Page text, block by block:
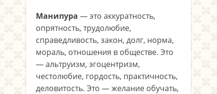
Манипура — это аккуратность,
опрятность, трудолюбие,
справедливость, закон, долг, норма,
мораль, отношения в обществе. Это
— альтруизм, эгоцентризм,
честолюбие, гордость, практичность,
деловитость. Это — желание обучать,